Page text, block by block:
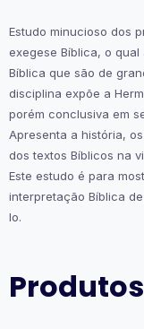
Estudo minucioso dos
exegese Bíblica, o
Bíblica que são de
disciplina expõe a
porém conclusiva em
Apresenta a história,
dos textos Bíblicos na
Este estudo é para
interpretação Bíblica
lo.